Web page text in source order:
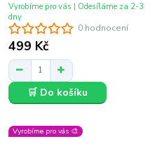
0 hodnocení
499 Kč
Vyrobíme pro vás | Odesíláme za 2-3
dny
🛒 Do košíku
Vyrobíme pro vás 🎨